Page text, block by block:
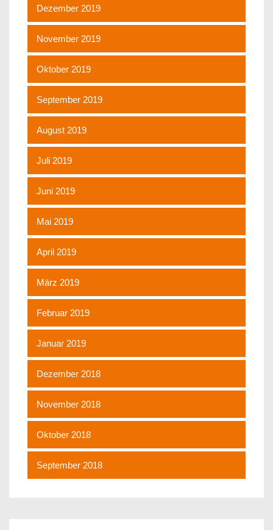
Dezember 2019
November 2019
Oktober 2019
September 2019
August 2019
Juli 2019
Juni 2019
Mai 2019
April 2019
März 2019
Februar 2019
Januar 2019
Dezember 2018
November 2018
Oktober 2018
September 2018